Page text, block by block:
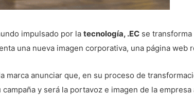
impulsado por la tecnología, .EC se
una nueva imagen corporativa, una página
marca anunciar que, en su proceso de
y será la portavoz e imagen de la